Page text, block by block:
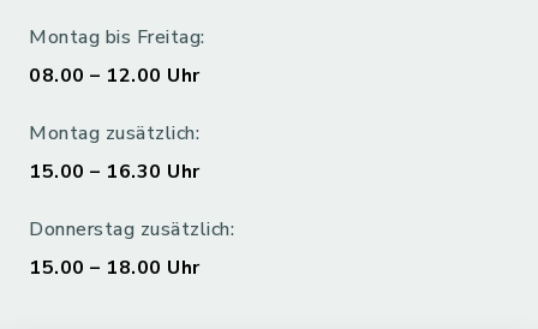
Montag bis Freitag:
08.00 – 12.00 Uhr
Montag zusätzlich:
15.00 – 16.30 Uhr
Donnerstag zusätzlich:
15.00 – 18.00 Uhr